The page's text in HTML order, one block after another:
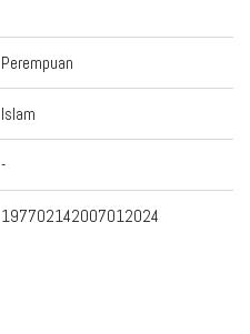
Perempuan
Islam
-
197702142007012024